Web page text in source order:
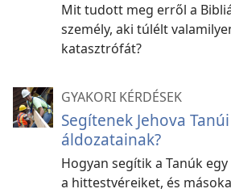
Mit tudott meg erről a
személy, aki túlélt
katasztrófát?
GYAKORI KÉRDÉSEK
Segítenek Jehova
áldozatainak?
Hogyan segítik a Tanúk
a hittestvéreiket, és